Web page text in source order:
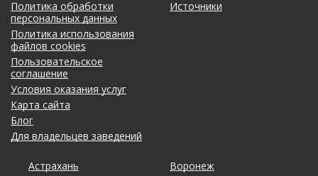
Политика обработки
персональных данных
Политика использования
файлов cookies
Пользовательское
соглашение
Условия оказания услуг
Карта сайта
Блог
Для владельцев заведений
Источники
Астрахань
Воронеж
Калининград
Липецк
Омск
Рязань
Тольятти
Уфа